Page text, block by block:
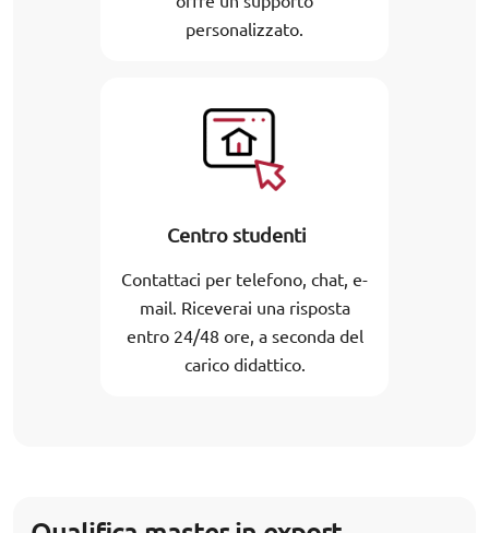
personalizzato.
Centro studenti
Contattaci per telefono, chat, e-
mail. Riceverai una risposta
entro 24/48 ore, a seconda del
carico didattico.